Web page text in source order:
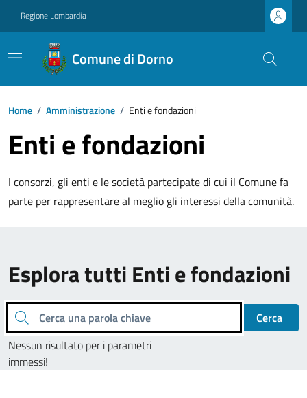
Regione Lombardia
Comune di Dorno
Home / Amministrazione / Enti e fondazioni
Enti e fondazioni
I consorzi, gli enti e le società partecipate di cui il Comune fa
parte per rappresentare al meglio gli interessi della comunità.
Esplora tutti Enti e fondazioni
Cerca una parola chiave
Cerca
Nessun risultato per i parametri
immessi!